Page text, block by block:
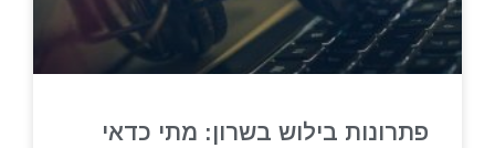
פתרונות בילוש בשרון: מתי כדאי